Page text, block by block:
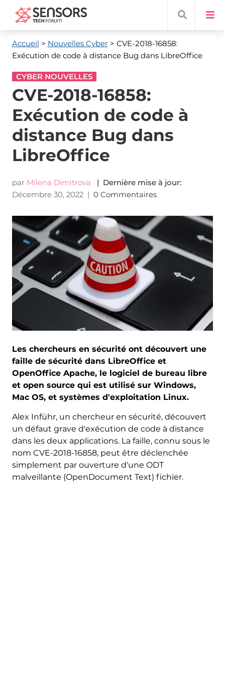
Accueil > Nouvelles Cyber> CVE-2018-16858:
Exécution de code à distance Bug dans LibreOffice
CYBER NOUVELLES
CVE-2018-16858:
Exécution de code à
distance Bug dans
LibreOffice
par Milena Dimitrova
| Dernière mise à jour:
Décembre 30, 2022| 0 Commentaires
Les chercheurs en sécurité ont découvert une
faille de sécurité dans LibreOffice et
OpenOffice Apache, le logiciel de bureau libre
et open source qui est utilisé sur Windows,
Mac OS, et systèmes d'exploitation Linux.
Alex Inführ, un chercheur en sécurité, découvert
un défaut grave d'exécution de code à distance
dans les deux applications. La faille, connu sous le
nom CVE-2018-16858, peut être déclenchée
simplement par ouverture d'une ODT
malveillante (OpenDocument Text) fichier.